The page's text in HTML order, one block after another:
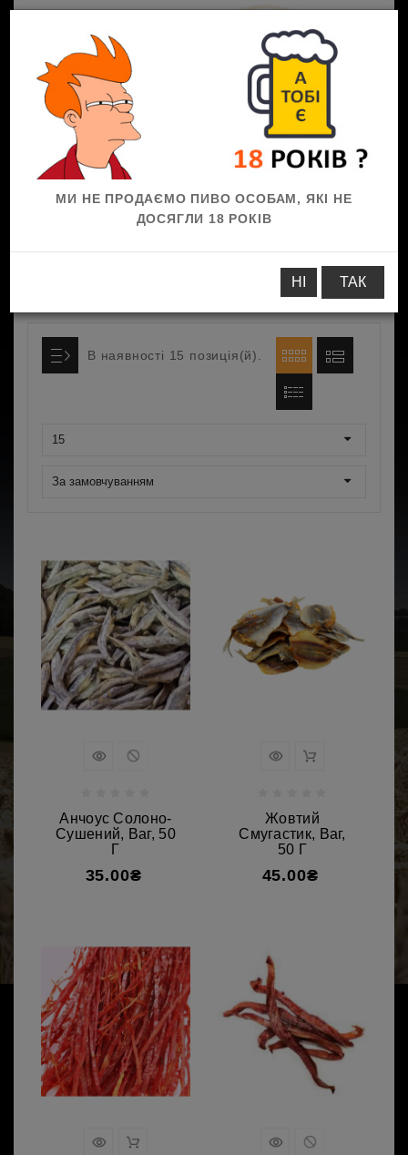
Снеки з риби
В наявності 15 позиція(й).
15
За замовчуванням
Анчоус Солоно-
Сушений, Ваг, 50
Г
35.00₴
Жовтий
Смугастик, Ваг,
50 Г
45.00₴
МИ НЕ ПРОДАЄМО ПИВО ОСОБАМ, ЯКІ НЕ
ДОСЯГЛИ 18 РОКІВ
НІ ТАК